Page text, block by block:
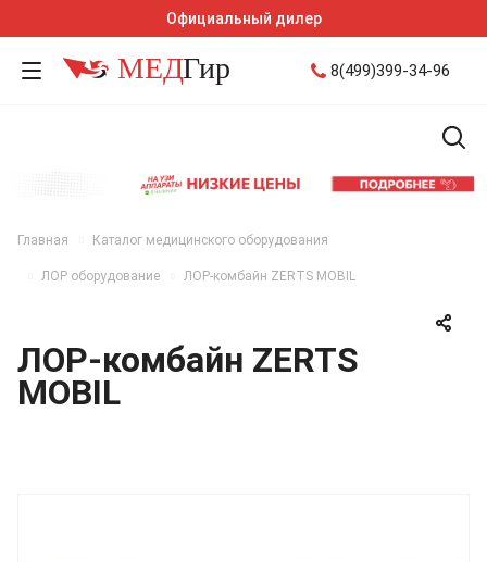
Официальный дилер
8(499)399-34-96
Главная Каталог медицинского оборудования
ЛОР оборудование ЛОР-комбайн ZERTS MOBIL
ЛОР-комбайн ZERTS
MOBIL